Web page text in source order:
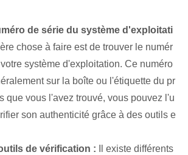
de série du système d'exploitati
chose à faire est de trouver le numér
système d'exploitation. Ce numéro
sur la boîte ou l'étiquette du pr
que vous l'avez trouvé, vous pouvez l'u
son authenticité grâce à des outils e
de vérification : Il existe différents